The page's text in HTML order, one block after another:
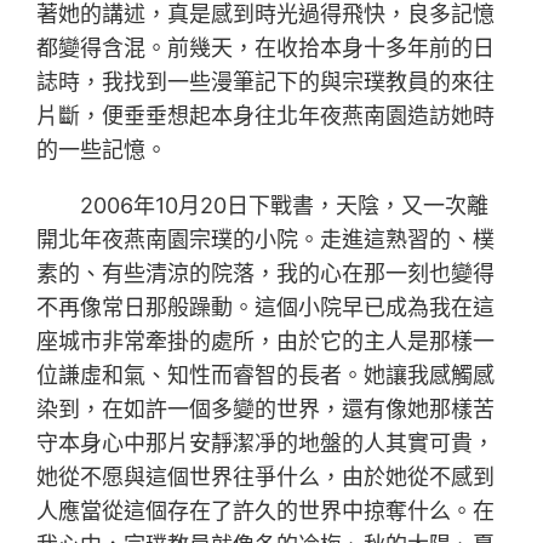
著她的講述，真是感到時光過得飛快，良多記憶
都變得含混。前幾天，在收拾本身十多年前的日
誌時，我找到一些漫筆記下的與宗璞教員的來往
片斷，便垂垂想起本身往北年夜燕南園造訪她時
的一些記憶。
2006年10月20日下戰書，天陰，又一次離
開北年夜燕南園宗璞的小院。走進這熟習的、樸
素的、有些清涼的院落，我的心在那一刻也變得
不再像常日那般躁動。這個小院早已成為我在這
座城市非常牽掛的處所，由於它的主人是那樣一
位謙虛和氣、知性而睿智的長者。她讓我感觸感
染到，在如許一個多變的世界，還有像她那樣苦
守本身心中那片安靜潔凈的地盤的人其實可貴，
她從不愿與這個世界往爭什么，由於她從不感到
人應當從這個存在了許久的世界中掠奪什么。在